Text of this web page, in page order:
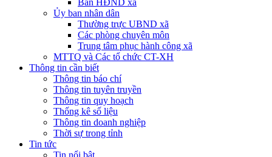
Ban HĐND xã
Ủy ban nhân dân
Thường trực UBND xã
Các phòng chuyên môn
Trung tâm phục hành công xã
MTTQ và Các tổ chức CT-XH
Thông tin cần biết
Thông tin báo chí
Thông tin tuyên truyền
Thông tin quy hoạch
Thống kê số liệu
Thông tin doanh nghiệp
Thời sự trong tỉnh
Tin tức